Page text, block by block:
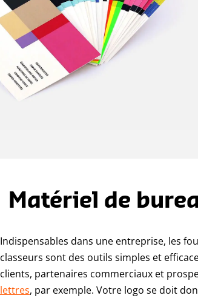
Matériel de
Indispensables dans une entreprise, les
classeurs sont des outils simples et
clients, partenaires commerciaux et
lettres, par exemple. Votre logo se doit